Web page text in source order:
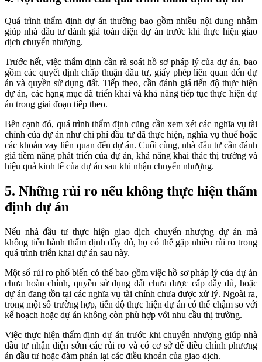
Quá trình thẩm định dự án thường bao gồm nhiều nội dung nhằm
giúp nhà đầu tư đánh giá toàn diện dự án trước khi thực hiện giao
dịch chuyển nhượng.
Trước hết, việc thẩm định cần rà soát hồ sơ pháp lý của dự án, bao
gồm các quyết định chấp thuận đầu tư, giấy phép liên quan đến dự
án và quyền sử dụng đất. Tiếp theo, cần đánh giá tiến độ thực hiện
dự án, các hạng mục đã triển khai và khả năng tiếp tục thực hiện dự
án trong giai đoạn tiếp theo.
Bên cạnh đó, quá trình thẩm định cũng cần xem xét các nghĩa vụ tài
chính của dự án như chi phí đầu tư đã thực hiện, nghĩa vụ thuế hoặc
các khoản vay liên quan đến dự án. Cuối cùng, nhà đầu tư cần đánh
giá tiềm năng phát triển của dự án, khả năng khai thác thị trường và
hiệu quả kinh tế của dự án sau khi nhận chuyển nhượng.
5. Những rủi ro nếu không thực hiện thẩm
định dự án
Nếu nhà đầu tư thực hiện giao dịch chuyển nhượng dự án mà
không tiến hành thẩm định đầy đủ, họ có thể gặp nhiều rủi ro trong
quá trình triển khai dự án sau này.
Một số rủi ro phổ biến có thể bao gồm việc hồ sơ pháp lý của dự án
chưa hoàn chỉnh, quyền sử dụng đất chưa được cấp đầy đủ, hoặc
dự án đang tồn tại các nghĩa vụ tài chính chưa được xử lý. Ngoài ra,
trong một số trường hợp, tiến độ thực hiện dự án có thể chậm so với
kế hoạch hoặc dự án không còn phù hợp với nhu cầu thị trường.
Việc thực hiện thẩm định dự án trước khi chuyển nhượng giúp nhà
đầu tư nhận diện sớm các rủi ro và có cơ sở để điều chỉnh phương
án đầu tư hoặc đàm phán lại các điều khoản của giao dịch.